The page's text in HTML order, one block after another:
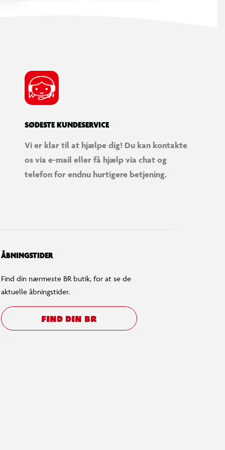
SØDESTE KUNDESERVICE
Vi er klar til at hjælpe dig! Du kan kontakte
os via e-mail eller få hjælp via chat og
telefon for endnu hurtigere betjening.
ÅBNINGSTIDER
Find din nærmeste BR butik, for at se de
aktuelle åbningstider.
FIND DIN BR